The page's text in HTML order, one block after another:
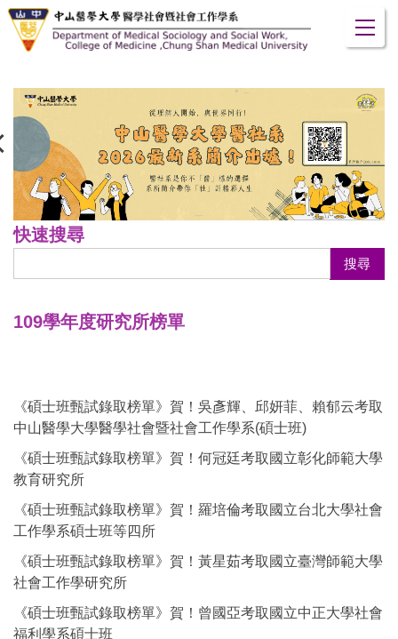
跳
到
容
區
快速搜尋
搜尋
109學年度研究所榜單
《碩士班甄試錄取榜單》賀！吳彥輝、邱妍菲、賴郁云考取
中山醫學大學醫學社會暨社會工作學系(碩士班)
《碩士班甄試錄取榜單》賀！何冠廷考取國立彰化師範大學
教育研究所
《碩士班甄試錄取榜單》賀！羅培倫考取國立台北大學社會
工作學系碩士班等四所
《碩士班甄試錄取榜單》賀！黃星茹考取國立臺灣師範大學
社會工作學研究所
《碩士班甄試錄取榜單》賀！曾國亞考取國立中正大學社會
福利學系碩士班